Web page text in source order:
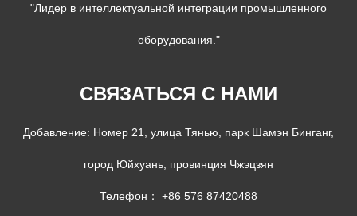
"Лидер в интеллектуальной интеграции промышленного
оборудования."
СВЯЗАТЬСЯ С НАМИ
Добавление: Номер 21, улица Тянью, парк Шамэн Бинганг,
город Юйхуань, провинция Чжэцзян
Телефон： +86 576 87420488